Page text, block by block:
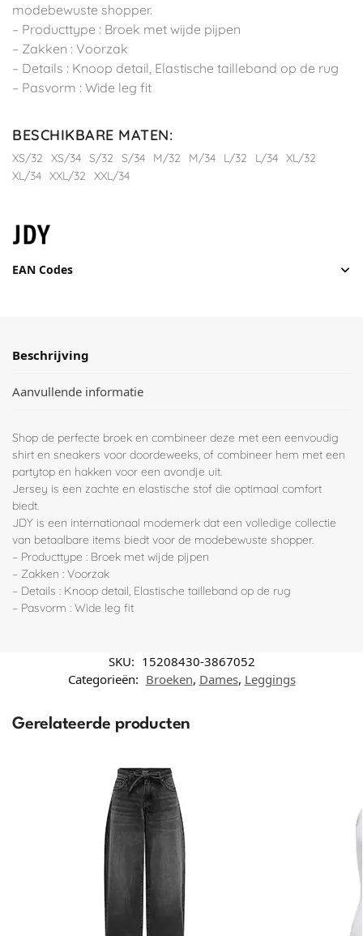
modebewuste shopper.
– Producttype : Broek met wijde pijpen
– Zakken : Voorzak
– Details : Knoop detail, Elastische tailleband op de rug
– Pasvorm : Wide leg fit
BESCHIKBARE MATEN:
XS/32 XS/34 S/32 S/34 M/32 M/34 L/32 L/34 XL/32
XL/34 XXL/32 XXL/34
EAN Codes
Beschrijving
Aanvullende informatie
Shop de perfecte broek en combineer deze met een eenvoudig
shirt en sneakers voor doordeweeks, of combineer hem met een
partytop en hakken voor een avondje uit.
Jersey is een zachte en elastische stof die optimaal comfort
biedt.
JDY is een internationaal modemerk dat een volledige collectie
van betaalbare items biedt voor de modebewuste shopper.
– Producttype : Broek met wijde pijpen
– Zakken : Voorzak
– Details : Knoop detail, Elastische tailleband op de rug
– Pasvorm : Wide leg fit
SKU: 15208430-3867052
Categorieën: Broeken, Dames, Leggings
Gerelateerde producten